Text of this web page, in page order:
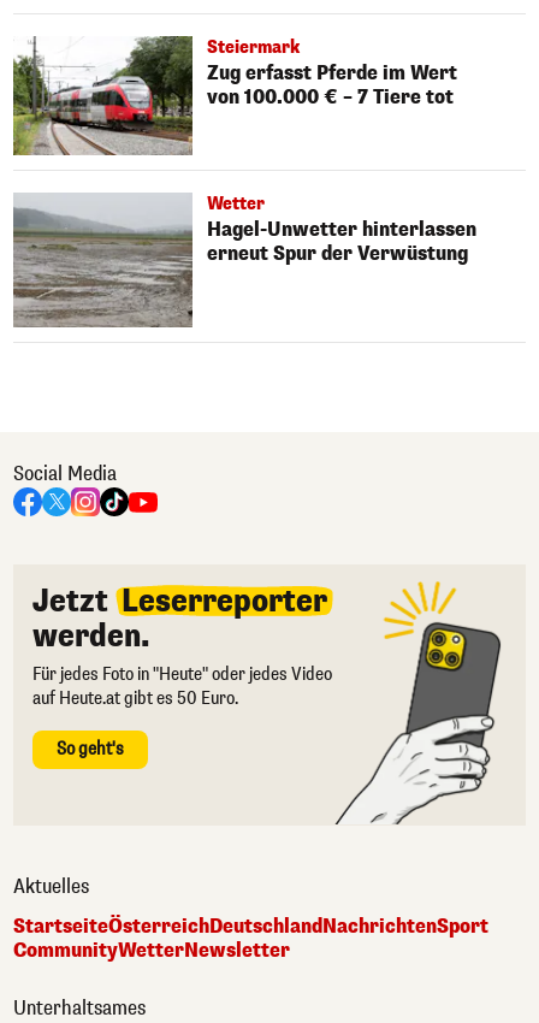
Steiermark
Zug erfasst Pferde im Wert
von 100.000 € – 7 Tiere tot
Wetter
Hagel-Unwetter hinterlassen
erneut Spur der Verwüstung
Social Media
Jetzt Leserreporter
werden.
Für jedes Foto in "Heute" oder jedes Video
auf Heute.at gibt es 50 Euro.
So geht's
Aktuelles
StartseiteÖsterreichDeutschlandNachrichtenSport
CommunityWetterNewsletter
Unterhaltsames